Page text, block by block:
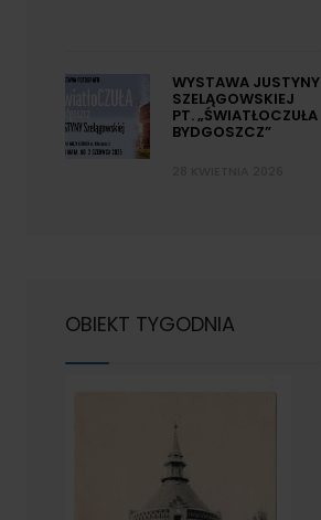
WYSTAWA JUSTYNY
SZELĄGOWSKIEJ
PT. „ŚWIATŁOCZUŁA
BYDGOSZCZ”
OBIEKT TYGODNIA